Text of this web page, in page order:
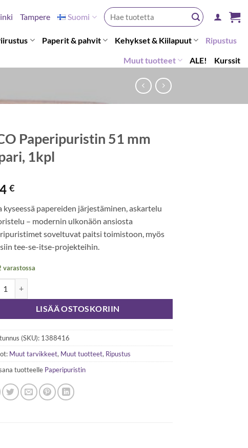
Tampere Suomi
Etsi:
Paperit & pahvit Kehykset & Kiilapuut Ripustus
Muut tuotteet ALE! Kurssit
Paperipuristin 51 mm
1kpl
€
kyseessä papereiden järjestäminen, askartelu
– modernin ulkonäön ansiosta
soveltuvat paitsi toimistoon, myös
tee-se-itse-projekteihin.
varastossa
LISÄÄ OSTOSKORIIN
(SKU): 1388416
Muut tarvikkeet, Muut tuotteet, Ripustus
tuotteelle Paperipuristin